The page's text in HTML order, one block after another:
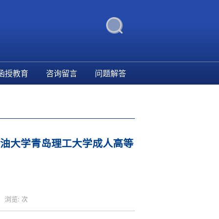
授教育 咨询留言 问题解答
大学青岛理工大学成人高等
浏览: 次